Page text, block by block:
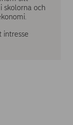
skolorna och
intresse